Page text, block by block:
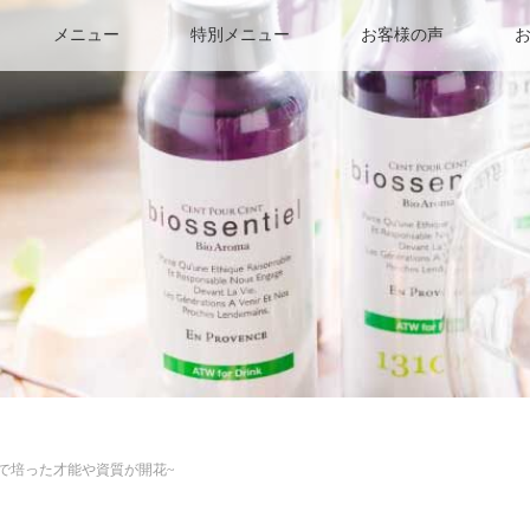
メニュー 特別メニュー お客様の声
培った才能や資質が開花~